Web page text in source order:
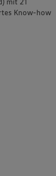
Know-how